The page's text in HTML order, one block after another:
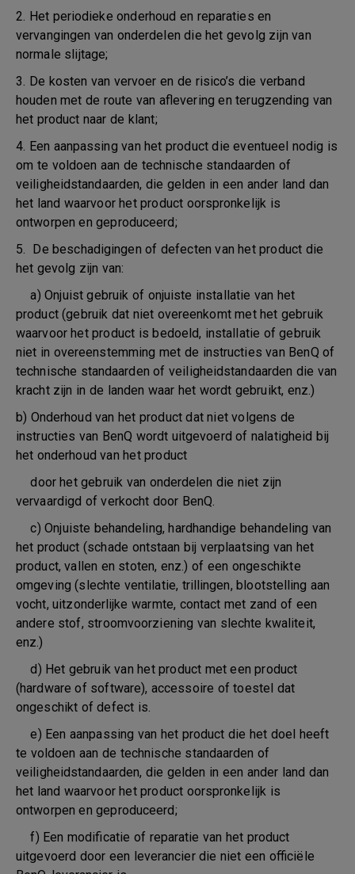
2. Het periodieke onderhoud en reparaties en
vervangingen van onderdelen die het gevolg zijn van
normale slijtage;
3. De kosten van vervoer en de risico’s die verband
houden met de route van aflevering en terugzending van
het product naar de klant;
4. Een aanpassing van het product die eventueel nodig is
om te voldoen aan de technische standaarden of
veiligheidstandaarden, die gelden in een ander land dan
het land waarvoor het product oorspronkelijk is
ontworpen en geproduceerd;
5. De beschadigingen of defecten van het product die
het gevolg zijn van:
a) Onjuist gebruik of onjuiste installatie van het
product (gebruik dat niet overeenkomt met het gebruik
waarvoor het product is bedoeld, installatie of gebruik
niet in overeenstemming met de instructies van BenQ of
technische standaarden of veiligheidstandaarden die van
kracht zijn in de landen waar het wordt gebruikt, enz.)
b) Onderhoud van het product dat niet volgens de
instructies van BenQ wordt uitgevoerd of nalatigheid bij
het onderhoud van het product
door het gebruik van onderdelen die niet zijn
vervaardigd of verkocht door BenQ.
c) Onjuiste behandeling, hardhandige behandeling van
het product (schade ontstaan bij verplaatsing van het
product, vallen en stoten, enz.) of een ongeschikte
omgeving (slechte ventilatie, trillingen, blootstelling aan
vocht, uitzonderlijke warmte, contact met zand of een
andere stof, stroomvoorziening van slechte kwaliteit,
enz.)
d) Het gebruik van het product met een product
(hardware of software), accessoire of toestel dat
ongeschikt of defect is.
e) Een aanpassing van het product die het doel heeft
te voldoen aan de technische standaarden of
veiligheidstandaarden, die gelden in een ander land dan
het land waarvoor het product oorspronkelijk is
ontworpen en geproduceerd;
f) Een modificatie of reparatie van het product
uitgevoerd door een leverancier die niet een officiële